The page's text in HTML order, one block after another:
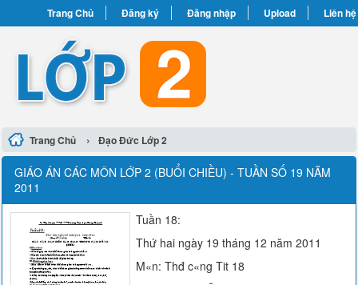
Trang Chủ Đăng ký Đăng nhập Upload Liên hệ
Trang Chủ › Đạo Đức Lớp 2
GIÁO ÁN CÁC MÔN LỚP 2 (BUỔI CHIỀU) - TUẦN SỐ 19 NĂM
2011
Tuần 18:
Thứ hai ngày 19 tháng 12 năm 2011
M«n: Thđ c«ng Tit 18